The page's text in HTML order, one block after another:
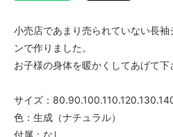
小売店であまり売られていない長
ンで作りました。
お子様の身体を暖かくしてあげて下
サイズ：
色：生成（ナチュラル）
付属：なし